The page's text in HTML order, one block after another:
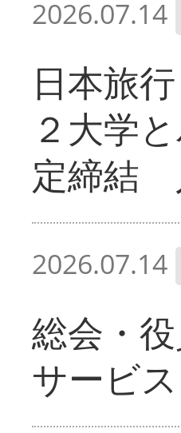
2026.07.14
日本旅
２大学
定締結
2026.07.14
総会・
サービ